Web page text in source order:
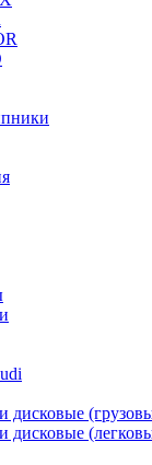
дисковые
дисковые